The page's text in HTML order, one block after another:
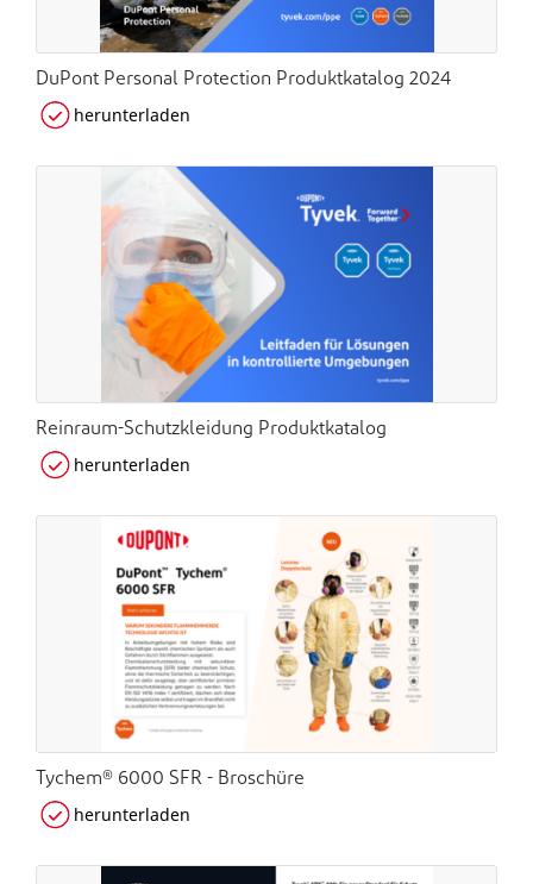
DuPont Personal Protection Produktkatalog 2024
herunterladen
Reinraum-Schutzkleidung Produktkatalog
herunterladen
Tychem® 6000 SFR - Broschüre
herunterladen